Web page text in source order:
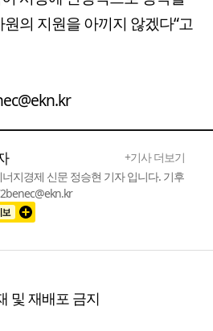
의 지원을 아끼지 않겠다“고
+기사 더보기
지경제 신문 정승현 기자 입니다. 기후
및 재배포 금지